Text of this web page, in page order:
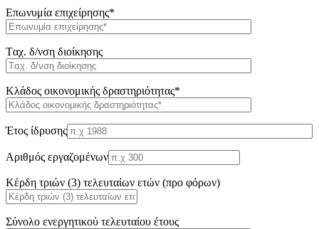
Επωνυμία επιχείρησης*
Tαχ. δ/νση διοίκησης
Κλάδος οικονομικής δραστηριότητας*
Έτος ίδρυσης
Αριθμός εργαζομένων
Κέρδη τριών (3) τελευταίων ετών (προ φόρων)
Σύνολο ενεργητικού τελευταίου έτους